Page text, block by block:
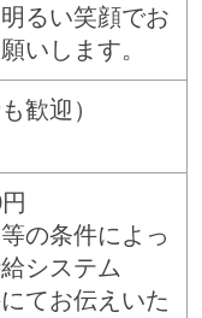
るい笑顔でお
いします。
歓迎）
の条件によっ
システム
てお伝えいた